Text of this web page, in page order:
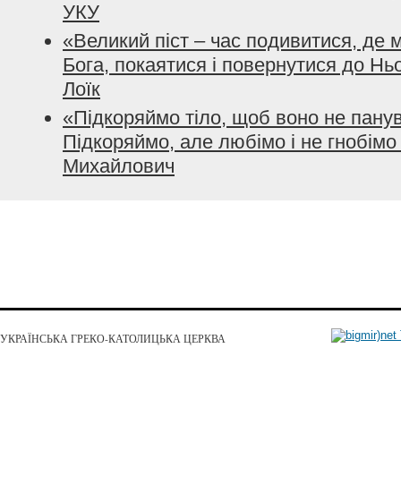
УКУ
«Великий піст – час подивитися, де
Бога, покаятися і повернутися до
Лоїк
«Підкоряймо тіло, щоб воно не
Підкоряймо, але любімо і не
Михайлович
УКРАЇНСЬКА ГРЕКО-КАТОЛИЦЬКА ЦЕРКВА